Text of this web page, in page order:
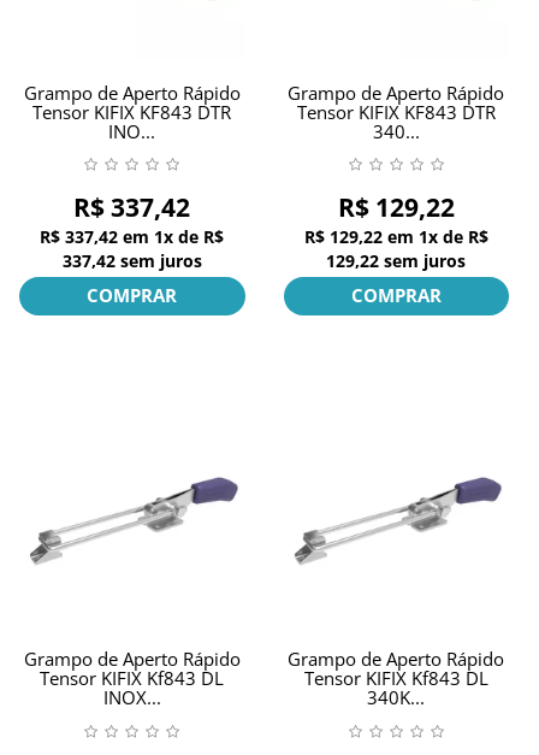
Grampo de Aperto Rápido
Tensor KIFIX KF843 DTR
INO...
R$ 337,42
R$ 337,42 em 1x de R$
337,42 sem juros
COMPRAR
Grampo de Aperto Rápido
Tensor KIFIX KF843 DTR
340...
R$ 129,22
R$ 129,22 em 1x de R$
129,22 sem juros
COMPRAR
Grampo de Aperto Rápido
Tensor KIFIX Kf843 DL
INOX...
Grampo de Aperto Rápido
Tensor KIFIX Kf843 DL
340K...